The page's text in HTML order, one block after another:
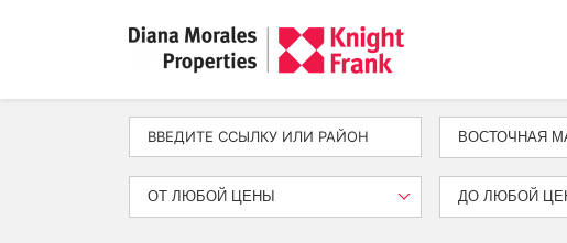
ВОСТОЧНАЯ
ОТ ЛЮБОЙ ЦЕНЫ ДО ЛЮБОЙ